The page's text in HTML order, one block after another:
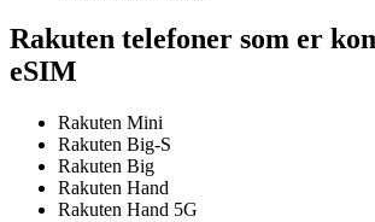
Rakuten telefoner som er
eSIM
Rakuten Mini
Rakuten Big-S
Rakuten Big
Rakuten Hand
Rakuten Hand 5G